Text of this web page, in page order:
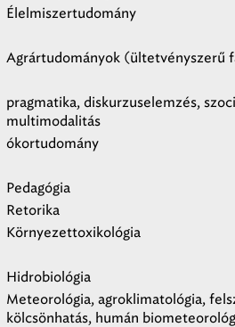
Élelmiszertudomány
Agrártudományok (ültetvényszerű
pragmatika, diskurzuselemzés,
multimodalitás
ókortudomány
Pedagógia
Retorika
Környezettoxikológia
Hidrobiológia
Meteorológia, agroklimatológia,
kölcsönhatás, humán